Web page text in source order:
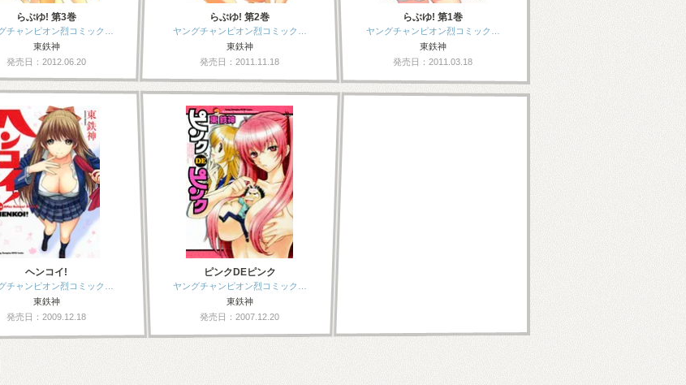
らぶゆ! 第3巻
チャンピオン烈コミック…
東鉄神
発売日：2012.06.20
らぶゆ! 第2巻
ヤングチャンピオン烈コミック…
東鉄神
発売日：2011.11.18
らぶゆ! 第1巻
ヤングチャンピオン烈コミック…
東鉄神
発売日：2011.03.18
ヘンコイ!
チャンピオン烈コミック…
東鉄神
発売日：2009.12.18
ピンクDEピンク
ヤングチャンピオン烈コミック…
東鉄神
発売日：2007.12.20